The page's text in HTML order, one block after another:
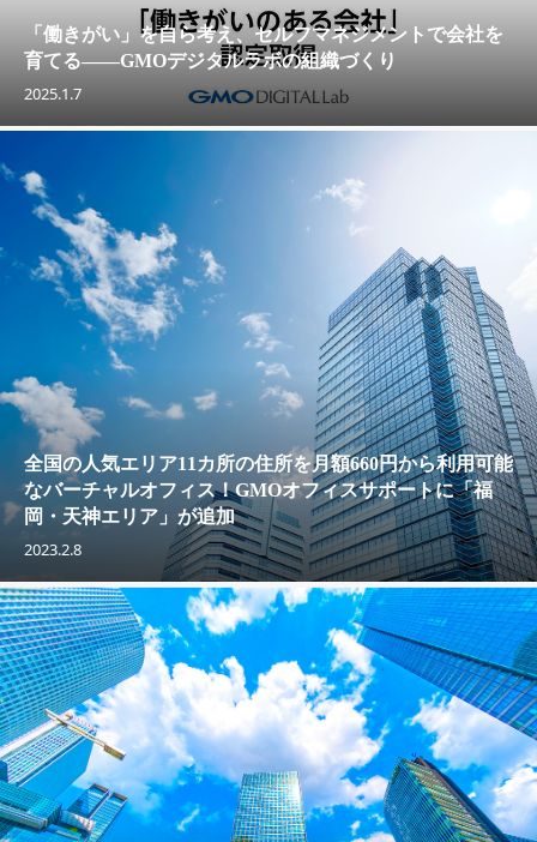
「働きがい」を自ら考え、セルフマネジメントで会社を
育てる——GMOデジタルラボの組織づくり
2025.1.7
全国の人気エリア11カ所の住所を月額660円から利用可能
なバーチャルオフィス！GMOオフィスサポートに「福
岡・天神エリア」が追加
2023.2.8